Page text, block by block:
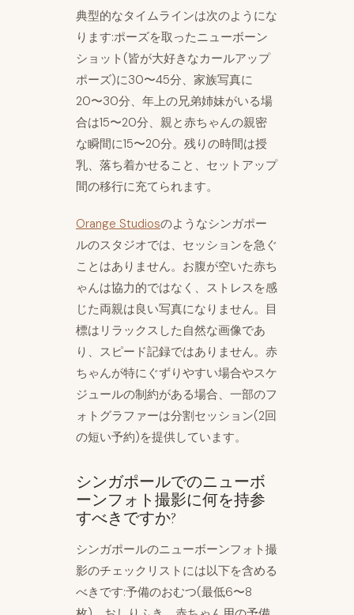
典型的なタイムラインは次のようにな
ります:ポーズを取ったニューボーン
ショット(皆が大好きなカールアップ
ポーズ)に30〜45分、家族写真に
20〜30分、年上の兄弟姉妹がいる場
合は15〜20分、親と赤ちゃんの親密
な瞬間に15〜20分。残りの時間は授
乳、落ち着かせること、セットアップ
間の移行に充てられます。
Orange Studiosのようなシンガポー
ルのスタジオでは、セッションを急ぐ
ことはありません。お腹が空いた赤ち
ゃんは協力的ではなく、ストレスを感
じた両親は良い写真になりません。目
標はリラックスした自然な画像であ
り、スピード記録ではありません。赤
ちゃんが特にぐずりやすい場合やスケ
ジュールの制約がある場合、一部のフ
ォトグラファーは分割セッション(2回
の短い予約)を提供しています。
シンガポールでのニューボ
ーンフォト撮影に何を持参
すべきですか?
シンガポールのニューボーンフォト撮
影のチェックリストには以下を含める
べきです:予備のおむつ(最低6〜8